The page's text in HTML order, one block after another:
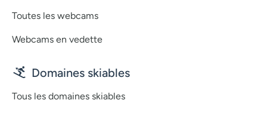
Toutes les webcams
Webcams en vedette
Domaines skiables
Tous les domaines skiables